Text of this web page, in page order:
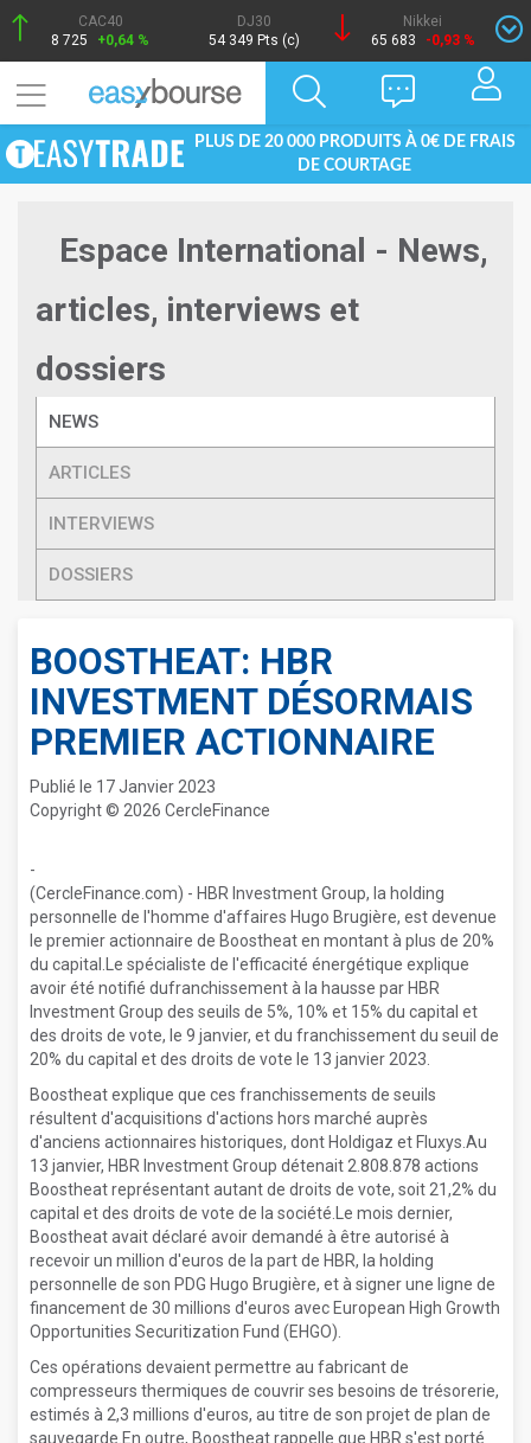
CAC40
8 725
+0,64 %
DJ30
54 349 Pts (c)
Nikkei
65 683
-0,93 %
PLUS DE 20 000 PRODUITS À 0€ DE FRAIS
DE COURTAGE
Espace International - News,
articles, interviews et
dossiers
NEWS
ARTICLES
INTERVIEWS
DOSSIERS
BOOSTHEAT: HBR
INVESTMENT DÉSORMAIS
PREMIER ACTIONNAIRE
Publié le 17 Janvier 2023
Copyright © 2026 CercleFinance
-
(CercleFinance.com) - HBR Investment Group, la holding
personnelle de l'homme d'affaires Hugo Brugière, est devenue
le premier actionnaire de Boostheat en montant à plus de 20%
du capital.Le spécialiste de l'efficacité énergétique explique
avoir été notifié dufranchissement à la hausse par HBR
Investment Group des seuils de 5%, 10% et 15% du capital et
des droits de vote, le 9 janvier, et du franchissement du seuil de
20% du capital et des droits de vote le 13 janvier 2023.
Boostheat explique que ces franchissements de seuils
résultent d'acquisitions d'actions hors marché auprès
d'anciens actionnaires historiques, dont Holdigaz et Fluxys.Au
13 janvier, HBR Investment Group détenait 2.808.878 actions
Boostheat représentant autant de droits de vote, soit 21,2% du
capital et des droits de vote de la société.Le mois dernier,
Boostheat avait déclaré avoir demandé à être autorisé à
recevoir un million d'euros de la part de HBR, la holding
personnelle de son PDG Hugo Brugière, et à signer une ligne de
financement de 30 millions d'euros avec European High Growth
Opportunities Securitization Fund (EHGO).
Ces opérations devaient permettre au fabricant de
compresseurs thermiques de couvrir ses besoins de trésorerie,
estimés à 2,3 millions d'euros, au titre de son projet de plan de
sauvegarde.En outre, Boostheat rappelle que HBR s'est porté